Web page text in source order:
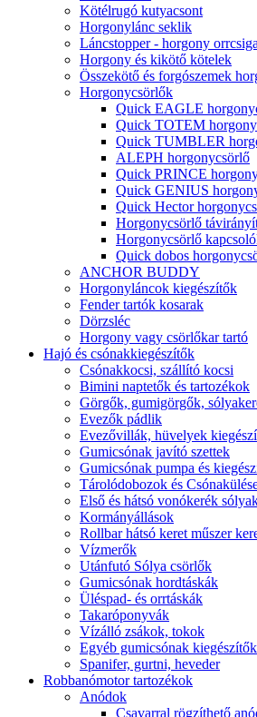
Kötélrugó kutyacsont
Horgonylánc seklik
Láncstopper - horgony
Horgony és kikötő kötelek
Összekötő és forgószemek
Horgonycsörlők
Quick EAGLE
Quick TOTEM
Quick TUMBLER
ALEPH horgonycsörlő
Quick PRINCE
Quick GENIUS
Quick Hector
Horgonycsörlő
Horgonycsörlő
Quick dobos
ANCHOR BUDDY
Horgonyláncok kiegészítők
Fender tartók kosarak
Dörzsléc
Horgony vagy csörlőkar tartó
Hajó és csónakkiegészítők
Csónakkocsi, szállító kocsi
Bimini naptetők és tartozékok
Görgők, gumigörgők,
Evezők pádlik
Evezővillák, hüvelyek
Gumicsónak javító szettek
Gumicsónak pumpa és
Tárolódobozok és
Első és hátsó vonókerék
Kormányállások
Rollbar hátsó keret műszer
Vízmerők
Utánfutó Sólya csörlők
Gumicsónak hordtáskák
Üléspad- és orrtáskák
Takaróponyvák
Vízálló zsákok, tokok
Egyéb gumicsónak kiegészítők
Spanifer, gurtni, heveder
Robbanómotor tartozékok
Anódok
Csavarral rögzíthető